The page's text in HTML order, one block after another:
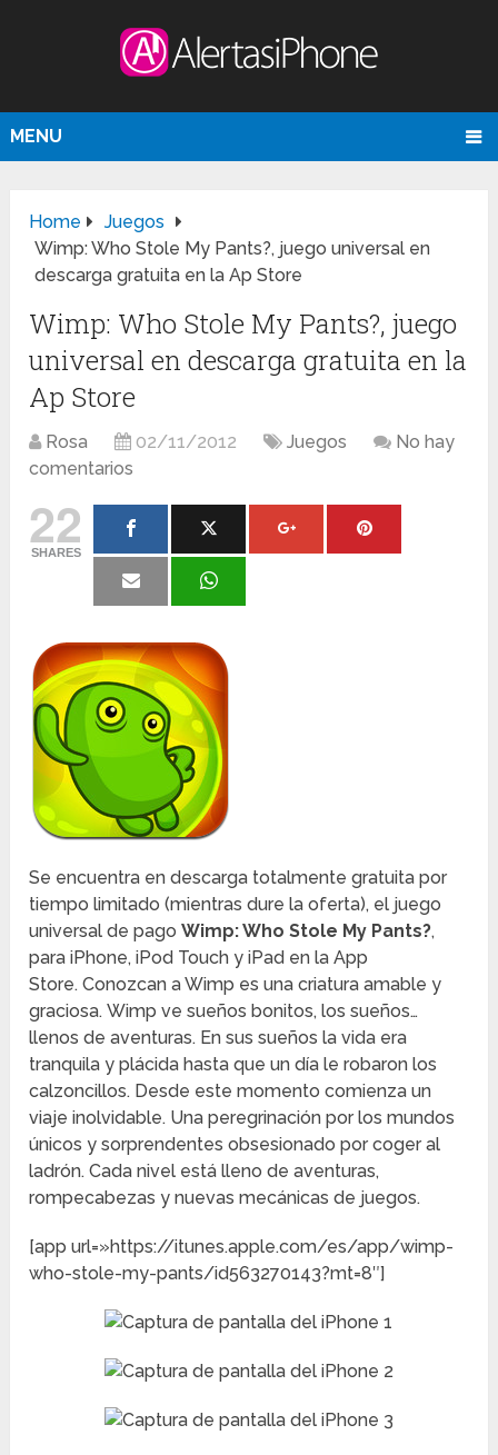
MENU
Home
Juegos
Wimp: Who Stole My Pants?, juego universal en
descarga gratuita en la Ap Store
Wimp: Who Stole My Pants?, juego
universal en descarga gratuita en la
Ap Store
Rosa 02/11/2012 Juegos
No hay
comentarios
22
SHARES
Se encuentra en descarga totalmente gratuita por
tiempo limitado (mientras dure la oferta), el juego
universal de pagoWimp: Who Stole My Pants?,
para iPhone, iPod Touch y iPad en la App
Store. Conozcan a Wimp es una criatura amable y
graciosa. Wimp ve sueños bonitos, los sueños…
llenos de aventuras. En sus sueños la vida era
tranquila y plácida hasta que un día le robaron los
calzoncillos. Desde este momento comienza un
viaje inolvidable. Una peregrinación por los mundos
únicos y sorprendentes obsesionado por coger al
ladrón. Cada nivel está lleno de aventuras,
rompecabezas y nuevas mecánicas de juegos.
[app url=»https://itunes.apple.com/es/app/wimp-
who-stole-my-pants/id563270143?mt=8″]